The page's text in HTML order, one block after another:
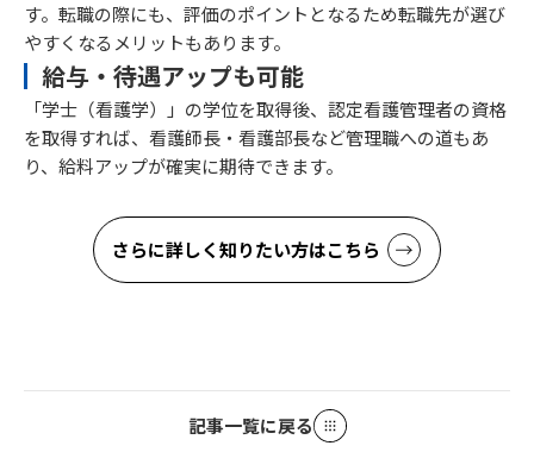
す。転職の際にも、評価のポイントとなるため転職先が選び
やすくなるメリットもあります。
給与・待遇アップも可能
「学士（看護学）」の学位を取得後、認定看護管理者の資格
を取得すれば、看護師長・看護部長など管理職への道もあ
り、給料アップが確実に期待できます。
さらに詳しく知りたい方はこちら
記事一覧に戻る